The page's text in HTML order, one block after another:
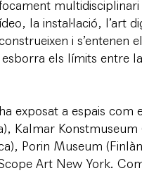
multidisciplinari
la instal·lació, l’art
i s’entenen
els límits entre
exposat a espais
Kalmar Konstmuseum
Porin Museum
Art New York.